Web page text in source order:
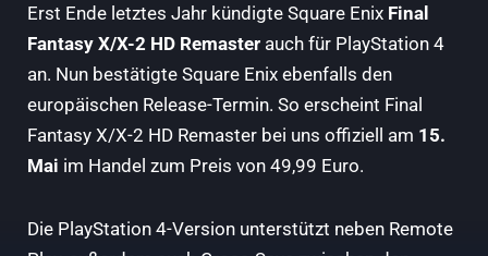
Erst Ende letztes Jahr kündigte Square Enix Final
Fantasy X/X-2 HD Remaster auch für PlayStation 4
an. Nun bestätigte Square Enix ebenfalls den
europäischen Release-Termin. So erscheint Final
Fantasy X/X-2 HD Remaster bei uns offiziell am 15.
Mai im Handel zum Preis von 49,99 Euro.
Die PlayStation 4-Version unterstützt neben Remote